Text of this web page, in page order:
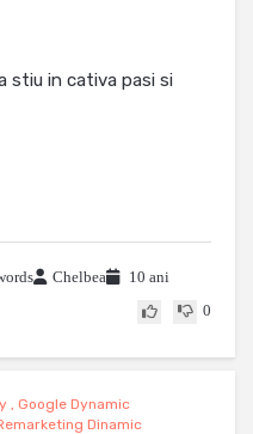
stiu in cativa pasi si
Chelbea
10 ani
0
, Google Dynamic
Dinamic